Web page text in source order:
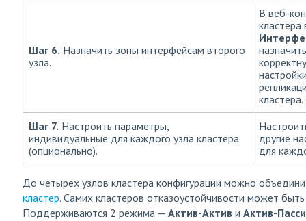
Шаг 6. Назначить зоны интерфейсам второго
узла.
В веб-
кластера.
Шаг 7. Настроить параметры,
индивидуальные для каждого узла кластера
(опционально).
другие
для
До четырех узлов кластера конфигурации можно
кластер. Самих кластеров отказоустойчивости может быть
Поддерживаются 2 режима — Актив-Актив и Актив-